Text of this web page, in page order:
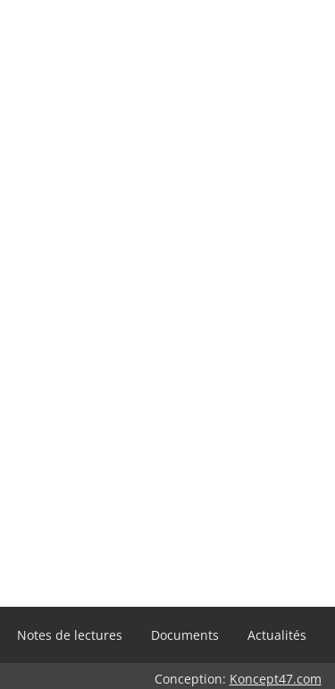
Notes de lectures Documents Actualités
Conception: Koncept47.com